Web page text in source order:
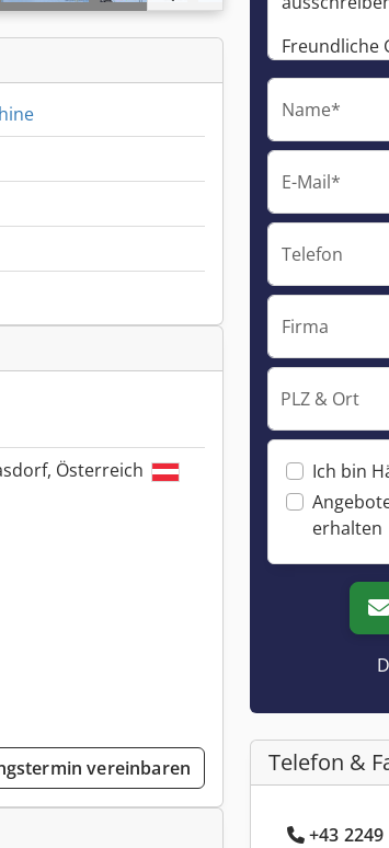
Österreich
vereinbaren
Name*
E-Mail*
Telefon
Firma
PLZ & Ort
Ich bin
erhalten
Telefon &
+43